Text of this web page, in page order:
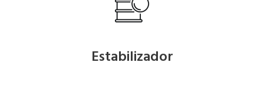
Estabilizador